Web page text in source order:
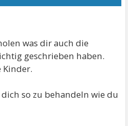
was dir auch die
geschrieben haben.
Kinder.
so zu behandeln wie du